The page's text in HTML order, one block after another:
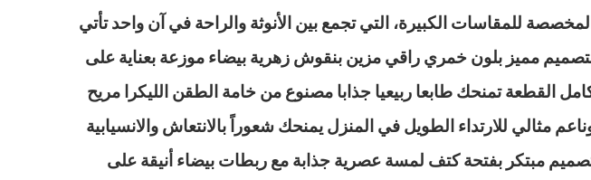
المخصصة للمقاسات الكبيرة، التي تجمع بين الأنوثة والراحة في آن واحد تأتي
مميز بلون خمري راقي مزين بنقوش زهرية بيضاء موزعة بعناية على
القطعة تمنحك طابعا ربيعيا جذابا مصنوع من خامة الطقن الليكرا مريح
مثالي للارتداء الطويل في المنزل يمنحك شعوراً بالانتعاش والانسيابية
مبتكر بفتحة كتف لمسة عصرية جذابة مع ربطات بيضاء أنيقة على